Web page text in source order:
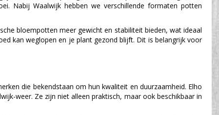
Nabij Waalwijk hebben we verschillende formaten potten
bloempotten meer gewicht en stabiliteit bieden, wat ideaal
kan weglopen en je plant gezond blijft. Dit is belangrijk voor
die bekendstaan om hun kwaliteit en duurzaamheid. Elho
weer. Ze zijn niet alleen praktisch, maar ook beschikbaar in